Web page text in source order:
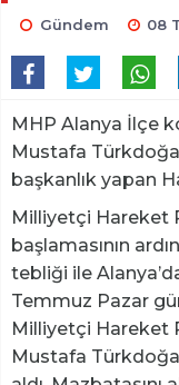
Gündem 08
MHP Alanya İlçe
Mustafa
başkanlık yapan
Milliyetçi Hareket
başlamasının
tebliği ile
Temmuz Pazar
Milliyetçi Hareket
Mustafa